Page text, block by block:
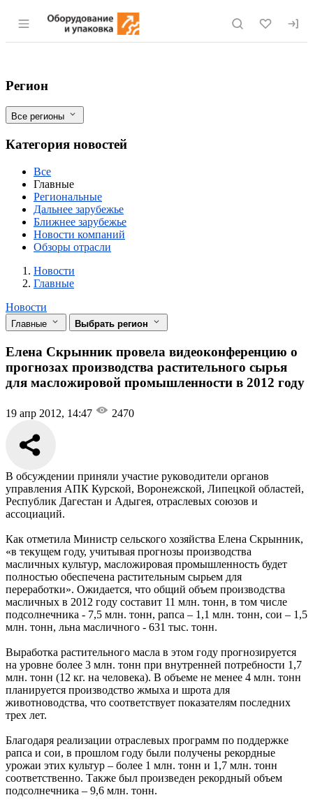
Раздел навигации по сайту eqinfo.ru
Елена Скрынник провела
Фильтры
Регион
Все регионы
Категория новостей
Все
Главные
Региональные
Дальнее зарубежье
Ближнее зарубежье
Новости компаний
Обзоры отрасли
Новости
Разделы
Новости
Главные
Новости
Главные Выбрать регион
Елена Скрынник провела видеоконференцию о
прогнозах производства растительного сырья
для масложировой промышленности в 2012 году
19 апр 2012, 14:47 2470
В обсуждении приняли участие руководители органов
управления АПК Курской, Воронежской, Липецкой областей,
Республик Дагестан и Адыгея, отраслевых союзов и
ассоциаций.
Как отметила Министр сельского хозяйства Елена Скрынник,
«в текущем году, учитывая прогнозы производства
масличных культур, масложировая промышленность будет
полностью обеспечена растительным сырьем для
переработки». Ожидается, что общий объем производства
масличных в 2012 году составит 11 млн. тонн, в том числе
подсолнечника - 7,5 млн. тонн, рапса – 1,1 млн. тонн, сои – 1,5
млн. тонн, льна масличного - 631 тыс. тонн.
Выработка растительного масла в этом году прогнозируется
на уровне более 3 млн. тонн при внутренней потребности 1,7
млн. тонн (12 кг. на человека). В объеме не менее 4 млн. тонн
планируется производство жмыха и шрота для
животноводства, что соответствует показателям последних
трех лет.
Благодаря реализации отраслевых программ по поддержке
рапса и сои, в прошлом году были получены рекордные
урожаи этих культур – более 1 млн. тонн и 1,7 млн. тонн
соответственно. Также был произведен рекордный объем
подсолнечника – 9,6 млн. тонн.